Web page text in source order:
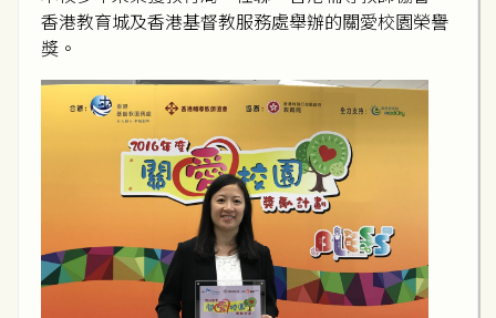
香港教育城及香港基督教服務處舉辦的關愛校園榮譽
獎。